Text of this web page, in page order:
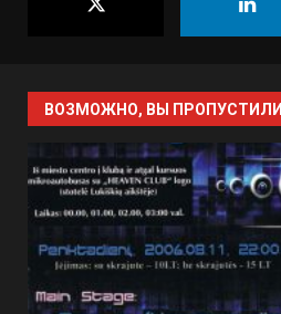
ВОЗМОЖНО, ВЫ ПРОПУСТИЛИ